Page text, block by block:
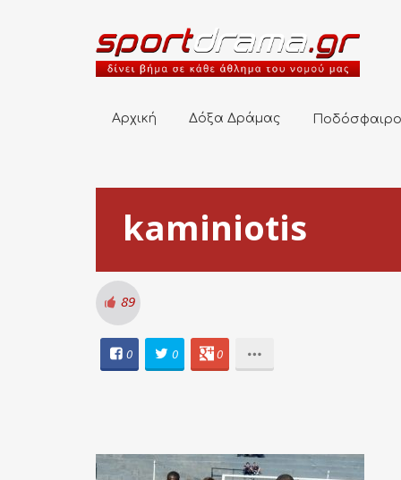
Αρχική Δόξα Δράμας Ποδόσφαιρο
kaminiotis
89
0 0 0